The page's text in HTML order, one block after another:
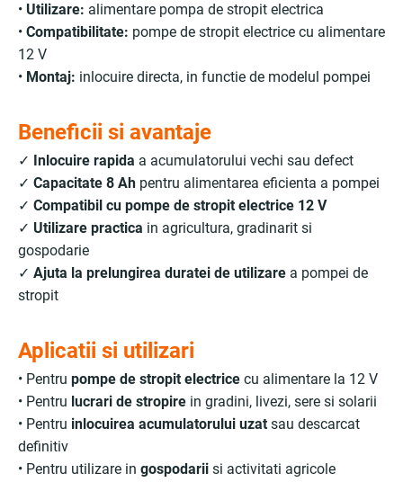
• Utilizare: alimentare pompa de stropit electrica
• Compatibilitate: pompe de stropit electrice cu alimentare
12 V
• Montaj: inlocuire directa, in functie de modelul pompei
Beneficii si avantaje
✓ Inlocuire rapida a acumulatorului vechi sau defect
✓ Capacitate 8 Ah pentru alimentarea eficienta a pompei
✓ Compatibil cu pompe de stropit electrice 12 V
✓ Utilizare practica in agricultura, gradinarit si
gospodarie
✓ Ajuta la prelungirea duratei de utilizare a pompei de
stropit
Aplicatii si utilizari
• Pentru pompe de stropit electrice cu alimentare la 12 V
• Pentru lucrari de stropire in gradini, livezi, sere si solarii
• Pentru inlocuirea acumulatorului uzat sau descarcat
definitiv
• Pentru utilizare in gospodarii si activitati agricole